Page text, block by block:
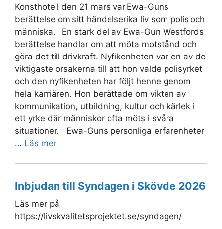
Konsthotell den 21 mars var Ewa-Guns
berättelse om sitt händelserika liv som polis och
människa. En stark del av Ewa-Gun Westfords
berättelse handlar om att möta motstånd och
göra det till drivkraft. Nyfikenheten var en av de
viktigaste orsakerna till att hon valde polisyrket
och den nyfikenheten har följt henne genom
hela karriären. Hon berättade om vikten av
kommunikation, utbildning, kultur och kärlek i
ett yrke där människor ofta möts i svåra
situationer. Ewa-Guns personliga erfarenheter
… Läs mer
Inbjudan till Syndagen i Skövde 2026
Läs mer på
https://livskvalitetsprojektet.se/syndagen/